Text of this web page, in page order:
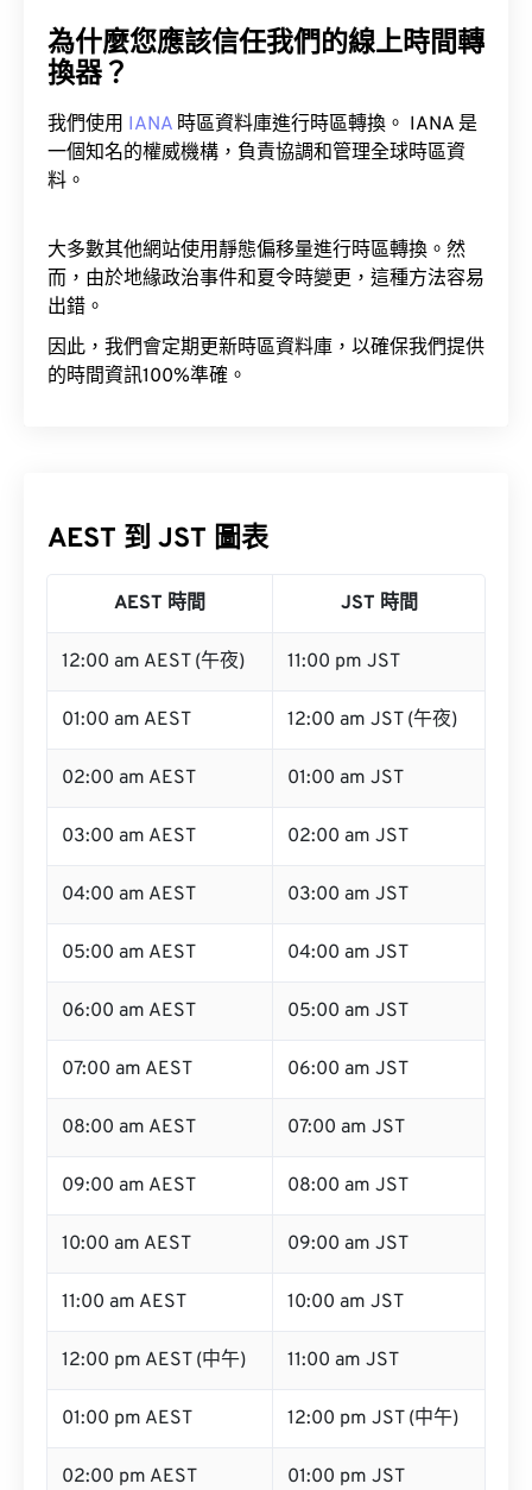
為什麼您應該信任我們的線上時間轉
換器？
我們使用 IANA 時區資料庫進行時區轉換。 IANA 是
一個知名的權威機構，負責協調和管理全球時區資
料。
大多數其他網站使用靜態偏移量進行時區轉換。然
而，由於地緣政治事件和夏令時變更，這種方法容易
出錯。
因此，我們會定期更新時區資料庫，以確保我們提供
的時間資訊100%準確。
AEST 到 JST 圖表
AEST 時間 JST 時間
12:00 am AEST (午夜) 11:00 pm JST
01:00 am AEST 12:00 am JST (午夜)
02:00 am AEST 01:00 am JST
03:00 am AEST 02:00 am JST
04:00 am AEST 03:00 am JST
05:00 am AEST 04:00 am JST
06:00 am AEST 05:00 am JST
07:00 am AEST 06:00 am JST
08:00 am AEST 07:00 am JST
09:00 am AEST 08:00 am JST
10:00 am AEST 09:00 am JST
11:00 am AEST 10:00 am JST
12:00 pm AEST (中午) 11:00 am JST
01:00 pm AEST 12:00 pm JST (中午)
02:00 pm AEST 01:00 pm JST